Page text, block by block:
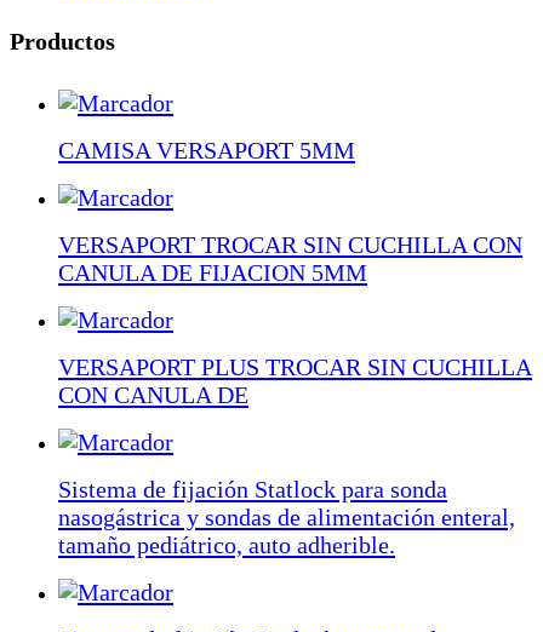
Productos
CAMISA VERSAPORT 5MM
VERSAPORT TROCAR SIN CUCHILLA CON
CANULA DE FIJACION 5MM
VERSAPORT PLUS TROCAR SIN CUCHILLA
CON CANULA DE
Sistema de fijación Statlock para sonda
nasogástrica y sondas de alimentación enteral,
tamaño pediátrico, auto adherible.